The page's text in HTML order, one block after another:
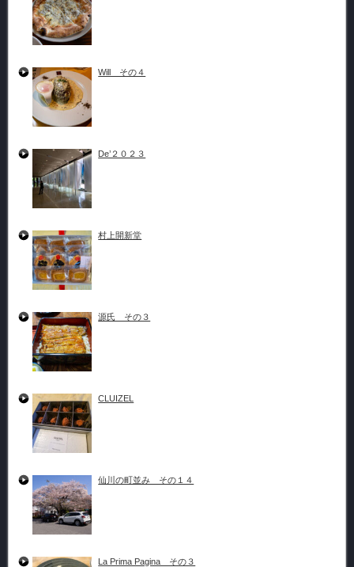
Will その４
De’２０２３
村上開新堂
源氏 その３
CLUIZEL
仙川の町並み その１４
La Prima Pagina その３